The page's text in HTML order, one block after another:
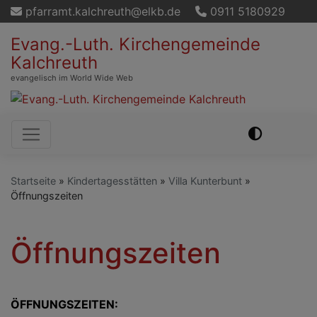
Direkt
zum
Inhalt
pfarramt.kalchreuth@elkb.de 0911 5180929
Evang.-Luth. Kirchengemeinde
Kalchreuth
evangelisch im World Wide Web
Hauptnavigation
Startseite Kindertagesstätten
Villa Kunterbunt
Öffnungszeiten
Öffnungszeiten
ÖFFNUNGSZEITEN: